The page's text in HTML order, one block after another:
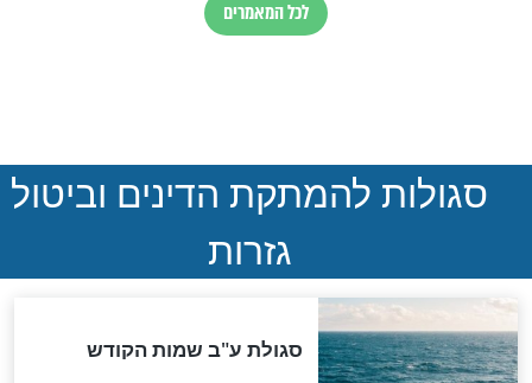
סימני שאלה
המסמך האבוד שנחשף
במרתפי מוסקבה: כתב היד
הנדיר של הרשב"ם התגלה